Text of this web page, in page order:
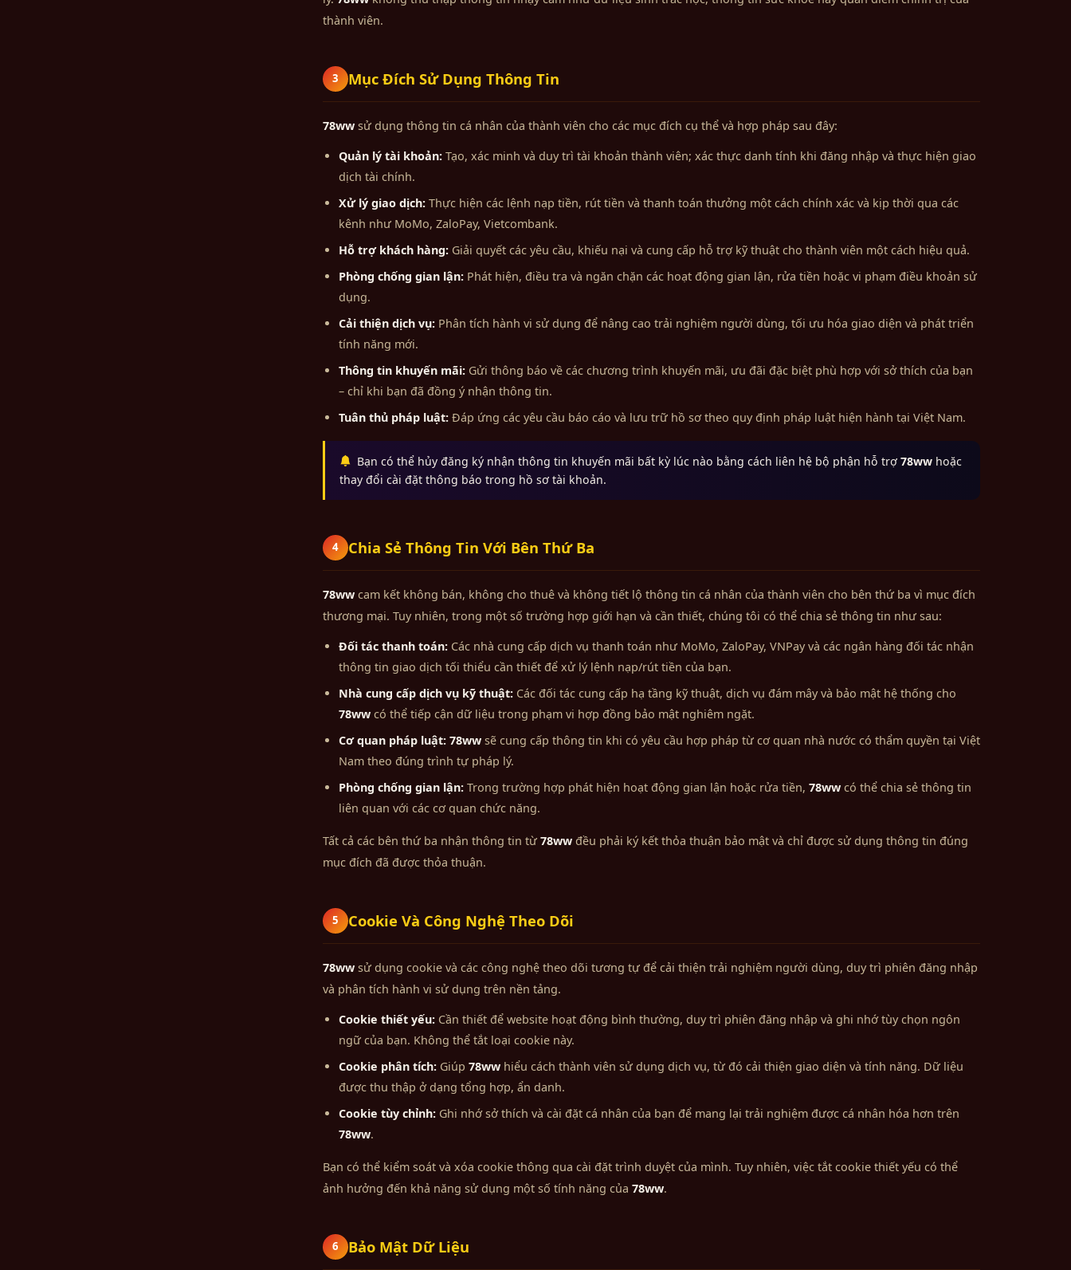
thành viên.
3 Mục Đích Sử Dụng Thông Tin
78ww sử dụng thông tin cá nhân của thành viên cho các mục đích cụ thể và hợp pháp sau đây:
Quản lý tài khoản: Tạo, xác minh và duy trì tài khoản thành viên; xác thực danh tính khi đăng nhập và thực hiện giao
dịch tài chính.
Xử lý giao dịch: Thực hiện các lệnh nạp tiền, rút tiền và thanh toán thưởng một cách chính xác và kịp thời qua các
kênh như MoMo, ZaloPay, Vietcombank.
Hỗ trợ khách hàng: Giải quyết các yêu cầu, khiếu nại và cung cấp hỗ trợ kỹ thuật cho thành viên một cách hiệu quả.
Phòng chống gian lận: Phát hiện, điều tra và ngăn chặn các hoạt động gian lận, rửa tiền hoặc vi phạm điều khoản sử
dụng.
Cải thiện dịch vụ: Phân tích hành vi sử dụng để nâng cao trải nghiệm người dùng, tối ưu hóa giao diện và phát triển
tính năng mới.
Thông tin khuyến mãi: Gửi thông báo về các chương trình khuyến mãi, ưu đãi đặc biệt phù hợp với sở thích của bạn
– chỉ khi bạn đã đồng ý nhận thông tin.
Tuân thủ pháp luật: Đáp ứng các yêu cầu báo cáo và lưu trữ hồ sơ theo quy định pháp luật hiện hành tại Việt Nam.
Bạn có thể hủy đăng ký nhận thông tin khuyến mãi bất kỳ lúc nào bằng cách liên hệ bộ phận hỗ trợ 78ww hoặc
thay đổi cài đặt thông báo trong hồ sơ tài khoản.
4 Chia Sẻ Thông Tin Với Bên Thứ Ba
78ww cam kết không bán, không cho thuê và không tiết lộ thông tin cá nhân của thành viên cho bên thứ ba vì mục đích
thương mại. Tuy nhiên, trong một số trường hợp giới hạn và cần thiết, chúng tôi có thể chia sẻ thông tin như sau:
Đối tác thanh toán: Các nhà cung cấp dịch vụ thanh toán như MoMo, ZaloPay, VNPay và các ngân hàng đối tác nhận
thông tin giao dịch tối thiểu cần thiết để xử lý lệnh nạp/rút tiền của bạn.
Nhà cung cấp dịch vụ kỹ thuật: Các đối tác cung cấp hạ tầng kỹ thuật, dịch vụ đám mây và bảo mật hệ thống cho
78ww có thể tiếp cận dữ liệu trong phạm vi hợp đồng bảo mật nghiêm ngặt.
Cơ quan pháp luật: 78ww sẽ cung cấp thông tin khi có yêu cầu hợp pháp từ cơ quan nhà nước có thẩm quyền tại Việt
Nam theo đúng trình tự pháp lý.
Phòng chống gian lận: Trong trường hợp phát hiện hoạt động gian lận hoặc rửa tiền, 78ww có thể chia sẻ thông tin
liên quan với các cơ quan chức năng.
Tất cả các bên thứ ba nhận thông tin từ 78ww đều phải ký kết thỏa thuận bảo mật và chỉ được sử dụng thông tin đúng
mục đích đã được thỏa thuận.
5 Cookie Và Công Nghệ Theo Dõi
78ww sử dụng cookie và các công nghệ theo dõi tương tự để cải thiện trải nghiệm người dùng, duy trì phiên đăng nhập
và phân tích hành vi sử dụng trên nền tảng.
Cookie thiết yếu: Cần thiết để website hoạt động bình thường, duy trì phiên đăng nhập và ghi nhớ tùy chọn ngôn
ngữ của bạn. Không thể tắt loại cookie này.
Cookie phân tích: Giúp 78ww hiểu cách thành viên sử dụng dịch vụ, từ đó cải thiện giao diện và tính năng. Dữ liệu
được thu thập ở dạng tổng hợp, ẩn danh.
Cookie tùy chỉnh: Ghi nhớ sở thích và cài đặt cá nhân của bạn để mang lại trải nghiệm được cá nhân hóa hơn trên
78ww.
Bạn có thể kiểm soát và xóa cookie thông qua cài đặt trình duyệt của mình. Tuy nhiên, việc tắt cookie thiết yếu có thể
ảnh hưởng đến khả năng sử dụng một số tính năng của 78ww.
6 Bảo Mật Dữ Liệu